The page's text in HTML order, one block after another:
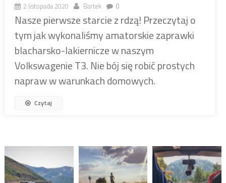
2 listopada 2020 Bartek 0
Nasze pierwsze starcie z rdzą! Przeczytaj o
tym jak wykonaliśmy amatorskie zaprawki
blacharsko-lakiernicze w naszym
Volkswagenie T3. Nie bój się robić prostych
napraw w warunkach domowych.
Czytaj